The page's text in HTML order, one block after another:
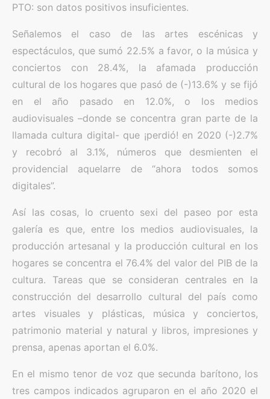
PTO: son datos positivos insuficientes.
Señalemos el caso de las artes escénicas y
espectáculos, que sumó 22.5% a favor, o la música y
conciertos con 28.4%, la afamada producción
cultural de los hogares que pasó de (-)13.6% y se fijó
en el año pasado en 12.0%, o los medios
audiovisuales –donde se concentra gran parte de la
llamada cultura digital- que ¡perdió! en 2020 (-)2.7%
y recobró al 3.1%, números que desmienten el
providencial aquelarre de “ahora todos somos
digitales”.
Así las cosas, lo cruento sexi del paseo por esta
galería es que, entre los medios audiovisuales, la
producción artesanal y la producción cultural en los
hogares se concentra el 76.4% del valor del PIB de la
cultura. Tareas que se consideran centrales en la
construcción del desarrollo cultural del país como
artes visuales y plásticas, música y conciertos,
patrimonio material y natural y libros, impresiones y
prensa, apenas aportan el 6.0%.
En el mismo tenor de voz que secunda barítono, los
tres campos indicados agruparon en el año 2020 el